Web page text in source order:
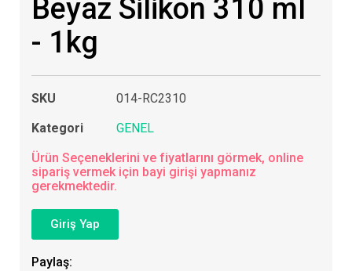
Beyaz Silikon 310 ml
- 1kg
SKU
014-RC2310
Kategori
GENEL
Ürün Seçeneklerini ve fiyatlarını görmek, online
sipariş vermek için bayi girişi yapmanız
gerekmektedir.
Giriş Yap
Paylaş: